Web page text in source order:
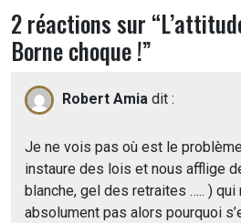
2 réactions sur “
Borne choque !”
Robert Amia dit :
Je ne vois pas où est le
instaure des lois et nous afflige
blanche, gel des retraites ….. )
absolument pas alors pourquoi